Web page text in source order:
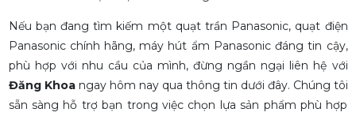
Nếu bạn đang tìm kiếm một quạt trần Panasonic, quạt điện
Panasonic chính hãng, máy hút ẩm Panasonic đáng tin cậy,
phù hợp với nhu cầu của mình, đừng ngần ngại liên hệ với
Đăng Khoangay hôm nay qua thông tin dưới đây. Chúng tôi
sẵn sàng hỗ trợ bạn trong việc chọn lựa sản phẩm phù hợp